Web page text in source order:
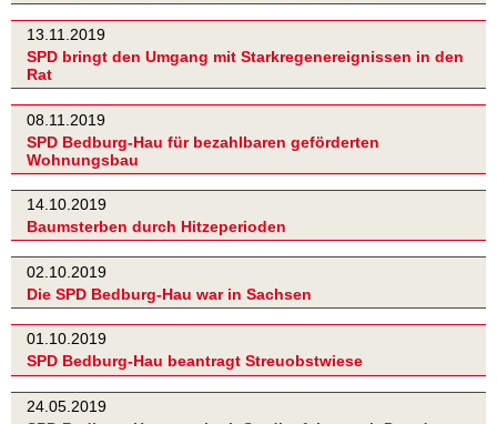
13.11.2019
SPD bringt den Umgang mit Starkregenereignissen in den
Rat
08.11.2019
SPD Bedburg-Hau für bezahlbaren geförderten
Wohnungsbau
14.10.2019
Baumsterben durch Hitzeperioden
02.10.2019
Die SPD Bedburg-Hau war in Sachsen
01.10.2019
SPD Bedburg-Hau beantragt Streuobstwiese
24.05.2019